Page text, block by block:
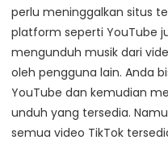
perlu meninggalkan situs
platform seperti YouTube
mengunduh musik dari
oleh pengguna lain. Anda
YouTube dan kemudian
unduh yang tersedia.
semua video TikTok